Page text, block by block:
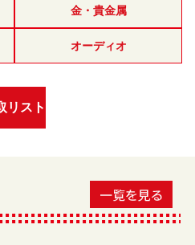
金・貴金属
オーディオ
リスト